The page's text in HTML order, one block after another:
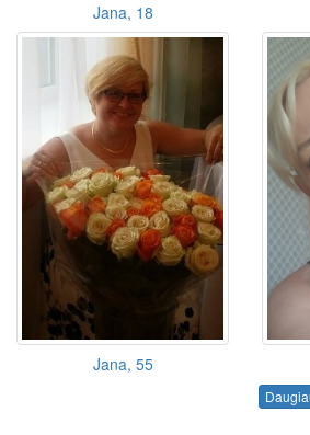
Jana, 18
Jana, 55